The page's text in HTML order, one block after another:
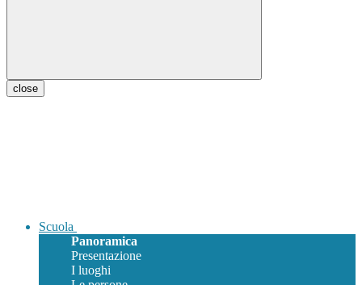
close
Scuola
Panoramica
Presentazione
I luoghi